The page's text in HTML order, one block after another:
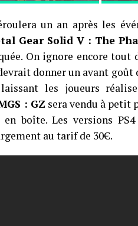
un an après les
Gear Solid V : The
On ignore encore tout
donner un avant goût
les joueurs
: GZ sera vendu à petit
boîte. Les versions
au tarif de 30€.